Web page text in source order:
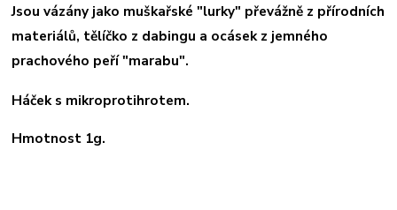
Jsou vázány jako muškařské "lurky" převážně z přírodních
materiálů, tělíčko z dabingu a ocásek z jemného
prachového peří "marabu".
Háček s mikroprotihrotem.
Hmotnost 1g.